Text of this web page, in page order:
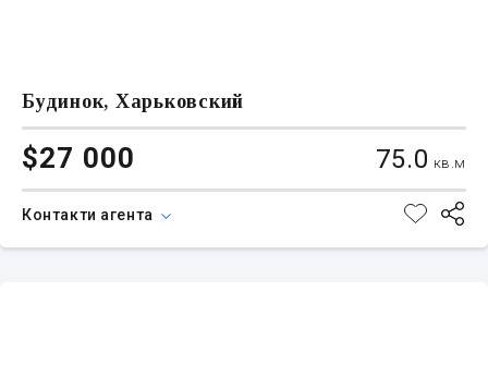
Будинок, Харьковский
$27 000 75.0 кв.м
Контакти агента